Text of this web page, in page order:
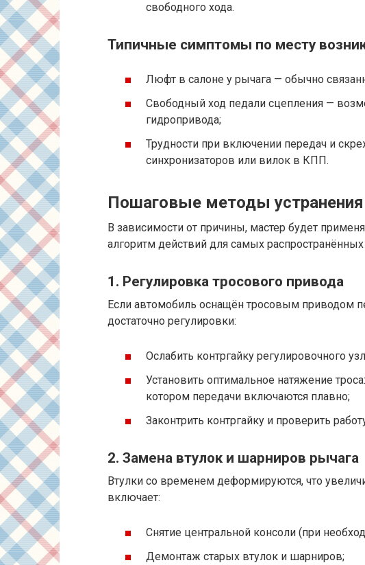
свободного хода.
Типичные симптомы по месту
Люфт в салоне у рычага — обычно
Свободный ход педали сцепления —
гидропривода;
Трудности при включении передач и
синхронизаторов или вилок в КПП.
Пошаговые методы
В зависимости от причины, мастер будет
алгоритм действий для самых распространённых
1. Регулировка тросового привода
Если автомобиль оснащён тросовым приводом
достаточно регулировки:
Ослабить контргайку регулировочного
Установить оптимальное натяжение
котором передачи включаются плавно;
Законтрить контргайку и проверить
2. Замена втулок и шарниров рычага
Втулки со временем деформируются, что
включает:
Снятие центральной консоли (при
Демонтаж старых втулок и шарниров;